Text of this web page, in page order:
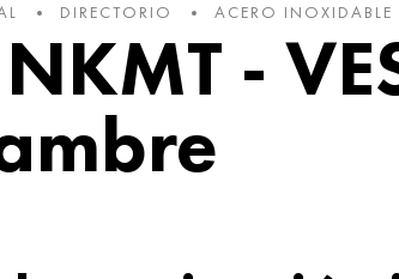
DIRECTORIO ACERO INOXIDABLE
-